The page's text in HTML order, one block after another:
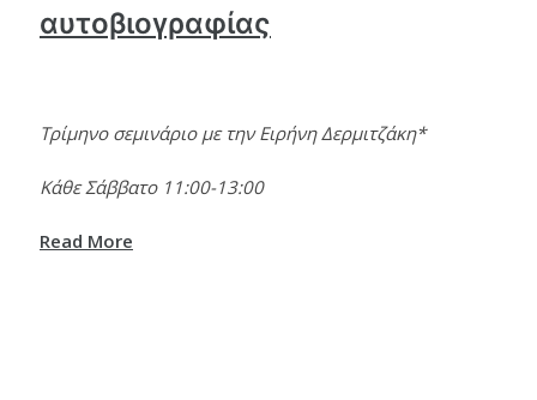
αυτοβιογραφίας
Τρίμηνο σεμινάριο με την Ειρήνη Δερμιτζάκη*
Κάθε Σάββατο 11:00-13:00
Read More